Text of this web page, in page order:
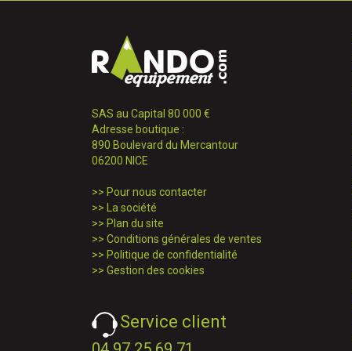
SAS au Capital 80 000 €
Adresse boutique :
890 Boulevard du Mercantour
06200 NICE
>> Pour nous contacter
>>
La société
>> Plan du site
>> Conditions générales de ventes
>> Politique de confidentialité
>> Gestion des cookies
Service client